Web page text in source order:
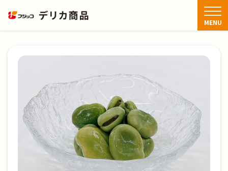
MENU
アレンジレシピ
FAQ
お知らせ・新着情報
TOP 商品情報 夏の商品